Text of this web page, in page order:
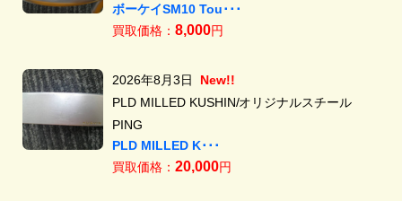
ボーケイSM10 Tou･･･
買取価格： 8,000円
2026年8月3日
New!!
PLD MILLED KUSHIN/オリジナルスチール
PING
PLD MILLED K･･･
買取価格： 20,000円